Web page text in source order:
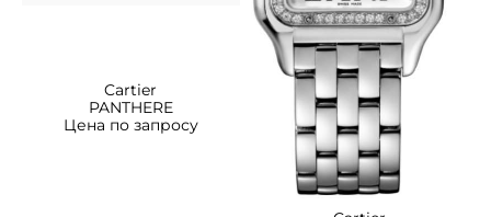
Cartier
PANTHERE
Цена по запросу